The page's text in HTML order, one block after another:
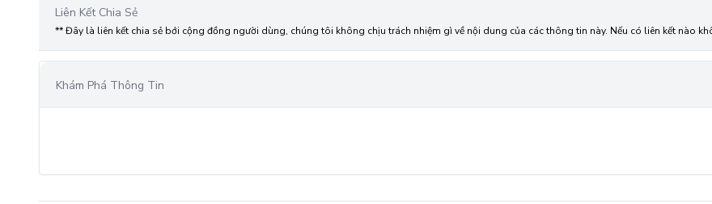
Liên Kết Chia Sẻ
** Đây là liên kết chia sẻ bới cộng đồng người dùng, chúng tôi không chịu trách nhiệm gì về nội dung của các thông tin này. Nếu có liên kết nào
Khám Phá Thông Tin